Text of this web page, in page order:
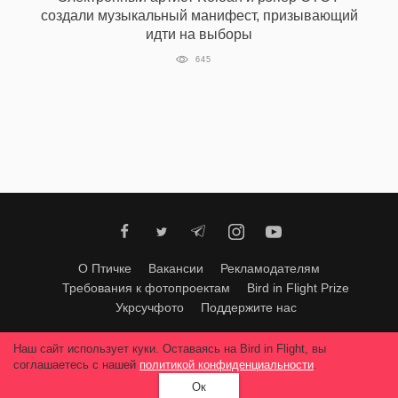
создали музыкальный манифест, призывающий
идти на выборы
645
О Птичке Вакансии
Рекламодателям
Требования к фотопроектам
Bird in Flight Prize
Укрсучфото
Поддержите нас
Любое использование материалов допускается только с согласия
редакции.© 2026, Bird In Flight.
Все права защищены.
Наш сайт использует куки. Оставаясь на Bird in Flight, вы
соглашаетесь с нашей политикой конфиденциальности.
Ок